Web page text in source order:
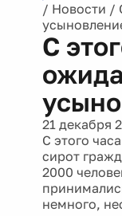
/ Новости /
С
21 декабря
С этого
сирот
2000
немного,